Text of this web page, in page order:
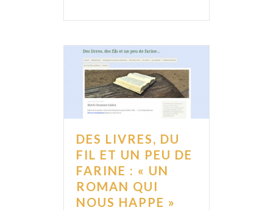
DES LIVRES, DU
FIL ET UN PEU DE
FARINE : « UN
ROMAN QUI
NOUS HAPPE »